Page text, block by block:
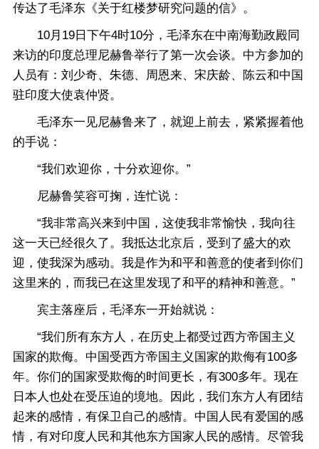
传达了毛泽东《关于红楼梦研究问题的信》。
10月19日下午4时10分，毛泽东在中南海勤政殿同
来访的印度总理尼赫鲁举行了第一次会谈。中方参加的
人员有：刘少奇、朱德、周恩来、宋庆龄、陈云和中国
驻印度大使袁仲贤。
毛泽东一见尼赫鲁来了，就迎上前去，紧紧握着他
的手说：
“我们欢迎你，十分欢迎你。”
尼赫鲁笑容可掬，连忙说：
“我非常高兴来到中国，这使我非常愉快，我向往
这一天已经很久了。我抵达北京后，受到了盛大的欢
迎，使我深为感动。我是作为和平和善意的使者到你们
这里来的，而我已在这里发现了和平的精神和善意。”
宾主落座后，毛泽东一开始就说：
“我们所有东方人，在历史上都受过西方帝国主义
国家的欺侮。中国受西方帝国主义国家的欺侮有100多
年。你们的国家受欺侮的时间更长，有300多年。现在
日本人也处在受压迫的境地。因此，我们东方人有团结
起来的感情，有保卫自己的感情。中国人民有爱国的感
情，有对印度人民和其他东方国家人民的感情。尽管我